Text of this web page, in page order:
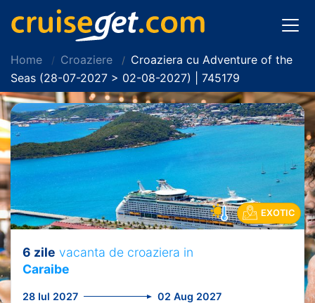
Home Croaziere
Croaziera cu Adventure of the
Seas (28-07-2027 > 02-08-2027) | 745179
EXOTIC
6 zile vacanta de croaziera in
Caraibe
28 Iul 2027 02 Aug 2027